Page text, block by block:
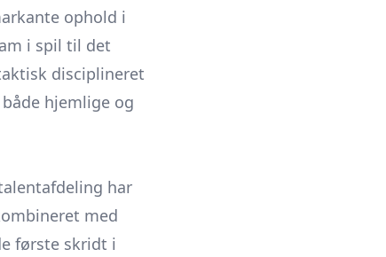
ophold i
i spil til det
disciplineret
hjemlige og
har
med
første skridt i